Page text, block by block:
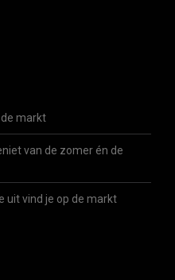
markt
van de zomer én de
uit vind je op de markt